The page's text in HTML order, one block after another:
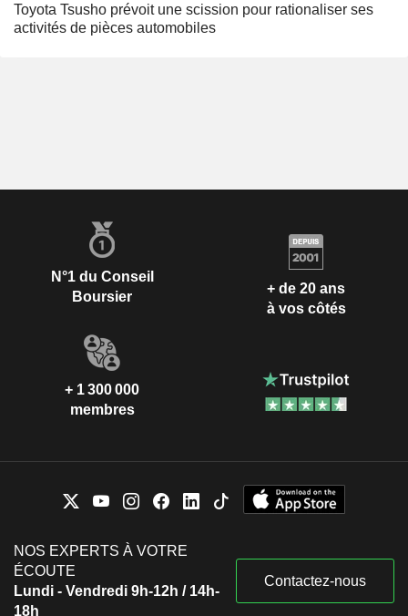
Toyota Tsusho prévoit une scission pour rationaliser ses
activités de pièces automobiles
N°1 du Conseil
Boursier
+ de 20 ans
à vos côtés
+ 1 300 000
membres
NOS EXPERTS À VOTRE
ÉCOUTE
Lundi - Vendredi 9h-12h / 14h-
18h
Contactez-nous